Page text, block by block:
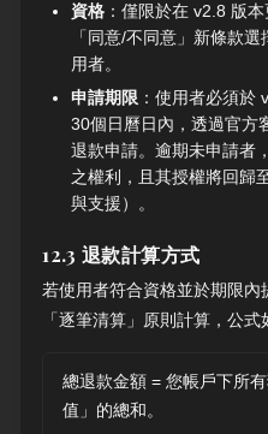
資格 ：僅限於在 v2.8 版
「同意/不同意」新條款
用者。
申請期限 ：使用者必須於
30個日曆日內，透過官方
退款申請。逾期未申請者
之權利，且其授權將回歸
與支援）。
12.3 退款計算方式
若使用者符合資格並於期限
「逐筆清算」原則計算，公式
總退款金額 = 您帳戶下所
值」的總和。